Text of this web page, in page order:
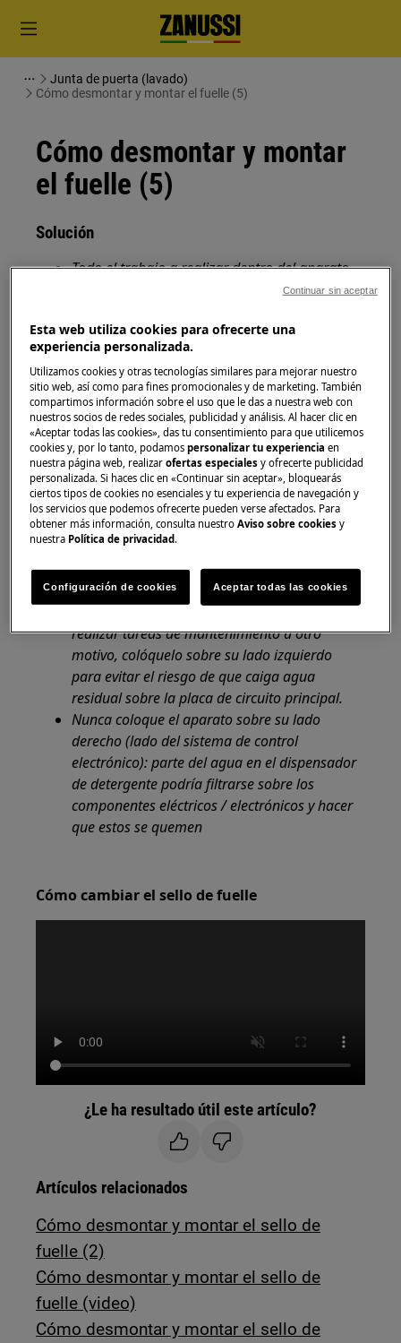
Junta de puerta (lavado)
Cómo desmontar y montar el fuelle (5)
Cómo desmontar y montar
el fuelle (5)
Solución
Todo el trabajo a realizar dentro del aparato
requiere habilidades y conocimientos
ingenieros de servicio calificados y
autorizados.
Esta plataforma no está equipada con un
interruptor de ENCENDIDO / APAGADO.
Antes de acceder a los componentes internos,
saque el enchufe de la toma para desconectar
la fuente de alimentación.
Algunos de los componentes de la parte
mecánica pueden causar lesiones, por lo que
debe llevar protección adecuada y proceder
con precaución.
Vacíe siempre el aparato de toda el agua
antes de colocarlo de lado.
Si el aparato debe colocarse de costado para
realizar tareas de mantenimiento u otro
motivo, colóquelo sobre su lado izquierdo
para evitar el riesgo de que caiga agua
residual sobre la placa de circuito principal.
Nunca coloque el aparato sobre su lado
derecho (lado del sistema de control
electrónico): parte del agua en el dispensador
de detergente podría filtrarse sobre los
componentes eléctricos / electrónicos y hacer
que estos se quemen
Cómo cambiar el sello de fuelle
¿Le ha resultado útil este artículo?
Artículos relacionados
Cómo desmontar y montar el sello de
fuelle (2)
Cómo desmontar y montar el sello de
fuelle (video)
Cómo desmontar y montar el sello de
Esta web utiliza cookies para ofrecerte una
experiencia personalizada.
Utilizamos cookies y otras tecnologías similares para mejorar nuestro
sitio web, así como para fines promocionales y de marketing. También
compartimos información sobre el uso que le das a nuestra web con
nuestros socios de redes sociales, publicidad y análisis. Al hacer clic en
«Aceptar todas las cookies», das tu consentimiento para que utilicemos
cookies y, por lo tanto, podamospersonalizar tu experienciaen
nuestra página web, realizarofertas especiales y ofrecerte publicidad
personalizada. Si haces clic en «Continuar sin aceptar», bloquearás
ciertos tipos de cookies no esenciales y tu experiencia de navegación y
los servicios que podemos ofrecerte pueden verse afectados. Para
obtener más información, consulta nuestroAviso sobre cookies y
nuestra Política de privacidad .
Configuración de cookies Aceptar todas las cookies
Continuar sin aceptar